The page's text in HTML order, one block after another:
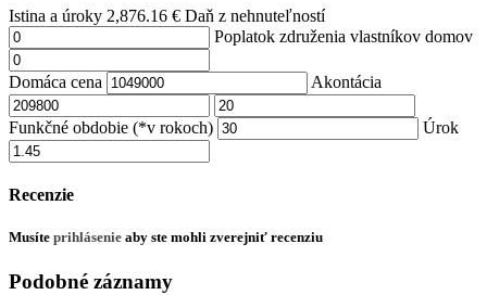
Istina a úroky 2,876.16 € Daň z nehnuteľností
Poplatok združenia vlastníkov domov
Domáca cena Akontácia
Funkčné obdobie (*v rokoch) Úrok
Recenzie
Musíte prihlásenie aby ste mohli zverejniť recenziu
Podobné záznamy